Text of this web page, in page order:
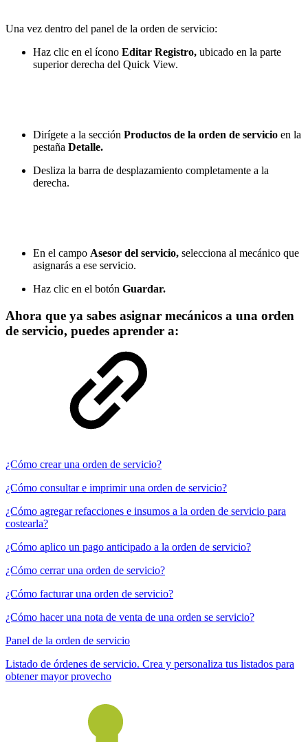
Una vez dentro del panel de la orden de servicio:
Haz clic en el ícono Editar Registro, ubicado en la parte
superior derecha del Quick View.
Dirígete a la sección Productos de la orden de servicio en la
pestaña Detalle.
Desliza la barra de desplazamiento completamente a la
derecha.
En el campo Asesor del servicio, selecciona al mecánico que
asignarás a ese servicio.
Haz clic en el botón Guardar.
Ahora que ya sabes asignar mecánicos a una orden
de servicio, puedes aprender a:
¿Cómo crear una orden de servicio?
¿Cómo consultar e imprimir una orden de servicio?
¿Cómo agregar refacciones e insumos a la orden de servicio para
costearla?
¿Cómo aplico un pago anticipado a la orden de servicio?
¿Cómo cerrar una orden de servicio?
¿Cómo facturar una orden de servicio?
¿Cómo hacer una nota de venta de una orden se servicio?
Panel de la orden de servicio
Listado de órdenes de servicio. Crea y personaliza tus listados para
obtener mayor provecho